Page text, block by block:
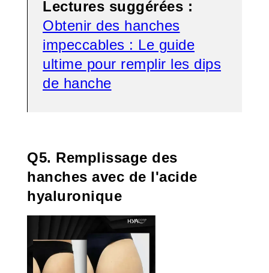
Lectures suggérées :
Obtenir des hanches
impeccables : Le guide
ultime pour remplir les dips
de hanche
Q5. Remplissage des
hanches avec de l'acide
hyaluronique